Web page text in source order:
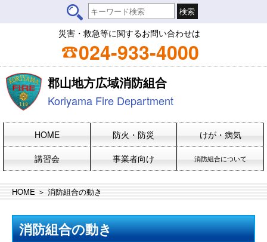
災害・救急等に関するお問い合わせは
024-933-4000
郡山地方広域消防組合
Koriyama Fire Department
HOME 防火・防災
けが・病気
講習会
事業者向け 消防組合について
HOME ＞ 消防組合の動き
消防組合の動き